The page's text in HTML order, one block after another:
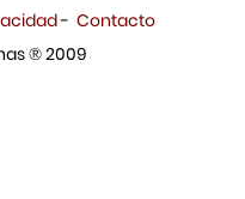
- Contacto
® 2009